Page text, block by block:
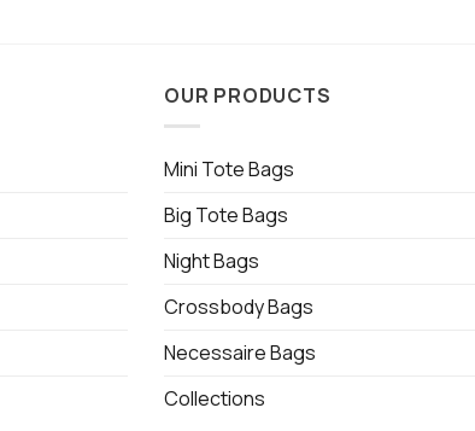
OUR PRODUCTS
Mini Tote Bags
Big Tote Bags
Night Bags
Crossbody Bags
Necessaire Bags
Collections